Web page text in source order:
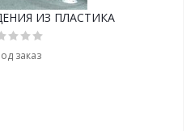
ИЗ ПЛАСТИКА
заказ